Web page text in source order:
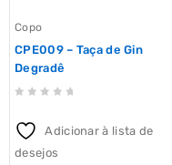
Copo
CPE009 – Taça de Gin
Degradê
out
Adicionar à lista de
desejos